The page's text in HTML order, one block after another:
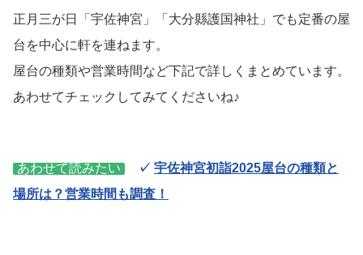
正月三が日「宇佐神宮」「大分縣護国神社」でも定番の屋
台を中心に軒を連ねます。
屋台の種類や営業時間など下記で詳しくまとめています。
あわせてチェックしてみてくださいね♪
あわせて読みたい ✓ 宇佐神宮初詣2025屋台の種類と
場所は？営業時間も調査！